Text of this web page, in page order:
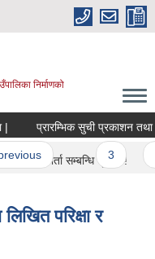
निर्माणको
प्रारम्भिक सुची प्रकाशन तथा
…
र अन्तर्वार्ता सम्बन्धि सूचना !
परिक्षा र